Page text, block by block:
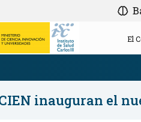
El
inauguran el